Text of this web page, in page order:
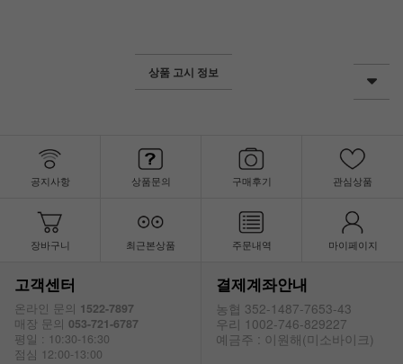
상품 고시 정보
공지사항 상품문의 구매후기 관심상품
장바구니 최근본상품 주문내역 마이페이지
고객센터
온라인 문의 1522-7897
매장 문의 053-721-6787
평일 : 10:30-16:30
점심 12:00-13:00
결제계좌안내
농협 352-1487-7653-43
우리 1002-746-829227
예금주 : 이원해(미소바이크)